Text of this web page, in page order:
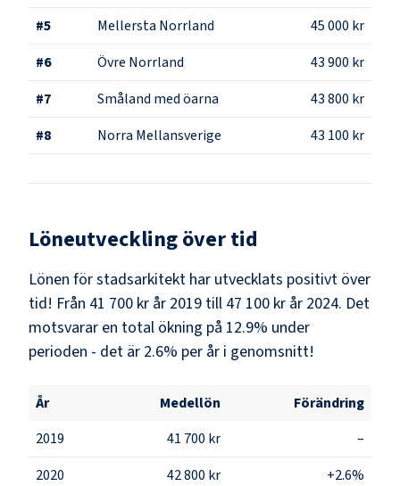
#5 Mellersta Norrland
45 000 kr
#6 Övre Norrland
43 900 kr
#7 Småland med öarna
43 800 kr
#8 Norra Mellansverige 43 100 kr
Löneutveckling över tid
Lönen för stadsarkitekt har utvecklats positivt över
tid! Från 41 700 kr år 2019 till 47 100 kr år 2024. Det
motsvarar en total ökning på 12.9% under
perioden - det är 2.6% per år i genomsnitt!
År Medellön
Förändring
2019
41 700 kr
–
2020
42 800 kr
+2.6%